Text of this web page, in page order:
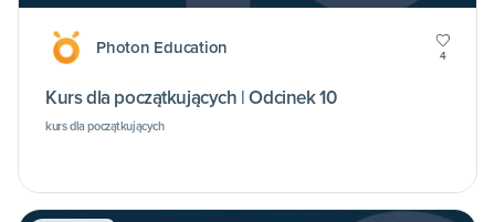
Photon Education 4
Kurs dla początkujących | Odcinek 10
kurs dla początkujących